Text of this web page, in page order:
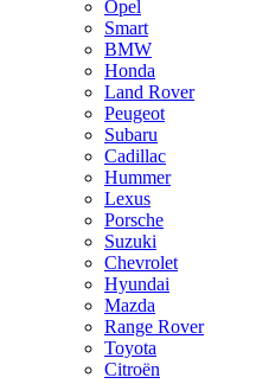
Opel
Smart
BMW
Honda
Land Rover
Peugeot
Subaru
Cadillac
Hummer
Lexus
Porsche
Suzuki
Chevrolet
Hyundai
Mazda
Range Rover
Toyota
Citroën